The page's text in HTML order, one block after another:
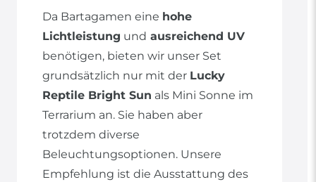
Da Bartagamen eine hohe
Lichtleistung und ausreichend UV
benötigen, bieten wir unser Set
grundsätzlich nur mit der Lucky
Reptile Bright Sun als Mini Sonne im
Terrarium an. Sie haben aber
trotzdem diverse
Beleuchtungsoptionen. Unsere
Empfehlung ist die Ausstattung des